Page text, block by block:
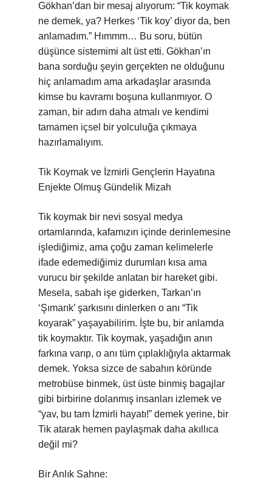
Gökhan’dan bir mesaj alıyorum: “Tik koymak
ne demek, ya? Herkes ‘Tik koy’ diyor da, ben
anlamadım.” Hımmm… Bu soru, bütün
düşünce sistemimi alt üst etti. Gökhan’ın
bana sorduğu şeyin gerçekten ne olduğunu
hiç anlamadım ama arkadaşlar arasında
kimse bu kavramı boşuna kullanmıyor. O
zaman, bir adım daha atmalı ve kendimi
tamamen içsel bir yolculuğa çıkmaya
hazırlamalıyım.
Tik Koymak ve İzmirli Gençlerin Hayatına
Enjekte Olmuş Gündelik Mizah
Tik koymak bir nevi sosyal medya
ortamlarında, kafamızın içinde derinlemesine
işlediğimiz, ama çoğu zaman kelimelerle
ifade edemediğimiz durumları kısa ama
vurucu bir şekilde anlatan bir hareket gibi.
Mesela, sabah işe giderken, Tarkan’ın
‘Şımarık’ şarkısını dinlerken o anı “Tik
koyarak” yaşayabilirim. İşte bu, bir anlamda
tik koymaktır. Tik koymak, yaşadığın anın
farkına varıp, o anı tüm çıplaklığıyla aktarmak
demek. Yoksa sizce de sabahın köründe
metrobüse binmek, üst üste binmiş bagajlar
gibi birbirine dolanmış insanları izlemek ve
“yav, bu tam İzmirli hayatı!” demek yerine, bir
Tik atarak hemen paylaşmak daha akıllıca
değil mi?
Bir Anlık Sahne: